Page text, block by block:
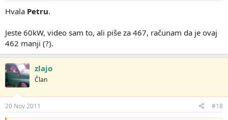
Hvala Petru.
Jeste 60kW, video sam to, ali piše za 467, računam da je ovaj
462 manji (?).
zlajo
Član
20 Nov 2011 #18